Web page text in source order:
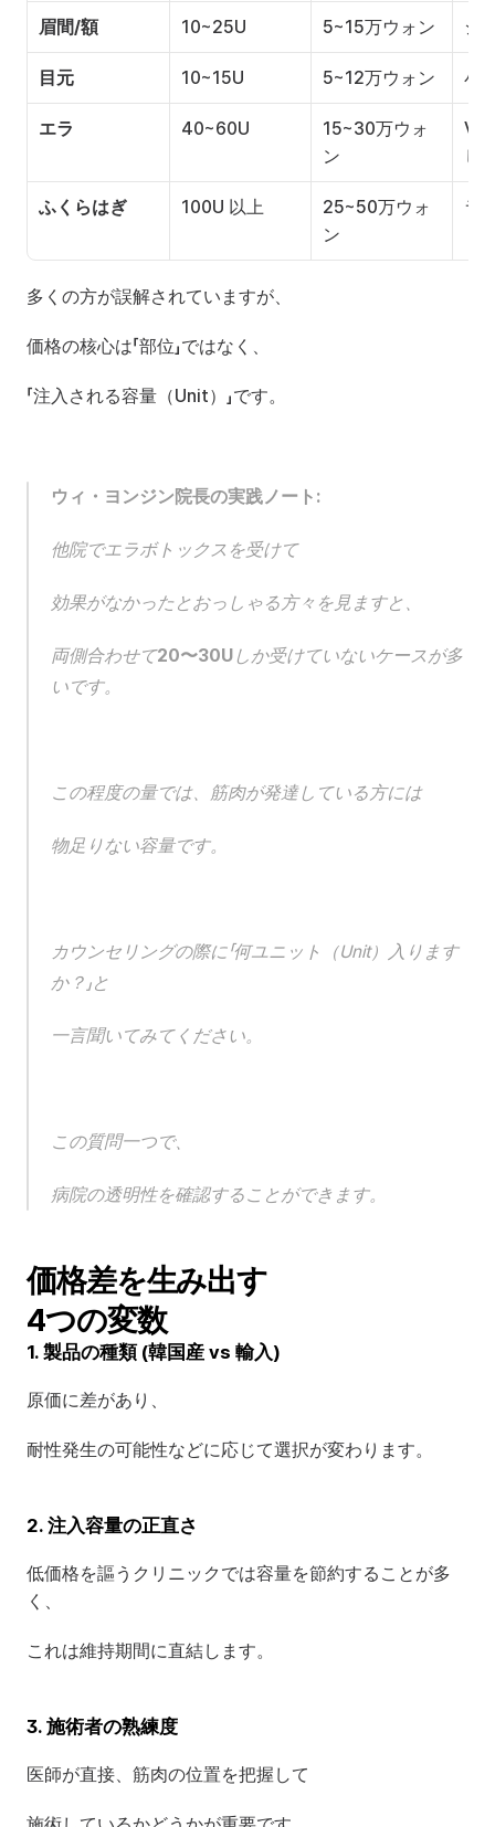
眉間/額 10~25U 5~15万ウォン シ
目元 10~15U 5~12万ウォン 小
エラ 40~60U
15~30万ウォ
ン
V
し
ふくらはぎ 100U 以上
25~50万ウォ
ン
ラ
多くの方が誤解されていますが、
価格の核心は「部位」ではなく、
「注入される容量（Unit）」です。
ウィ・ヨンジン院長の実践ノート:
他院でエラボトックスを受けて
効果がなかったとおっしゃる方々を見ますと、
両側合わせて20〜30U しか受けていないケースが多
いです。
この程度の量では、筋肉が発達している方には
物足りない容量です。
カウンセリングの際に「何ユニット（Unit）入ります
か？」と
一言聞いてみてください。
この質問一つで、
病院の透明性を確認することができます。
価格差を生み出す
4つの変数
1. 製品の種類 (韓国産 vs 輸入)
原価に差があり、
耐性発生の可能性などに応じて選択が変わります。
2. 注入容量の正直さ
低価格を謳うクリニックでは容量を節約することが多
く、
これは維持期間に直結します。
3. 施術者の熟練度
医師が直接、筋肉の位置を把握して